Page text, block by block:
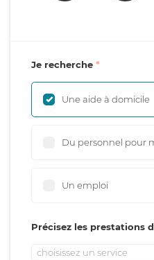
Je recherche
Une aide à domicile
Du personnel pour
Un emploi
Précisez les prestations
choisissez un service